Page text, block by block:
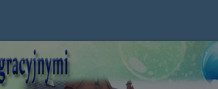
przez